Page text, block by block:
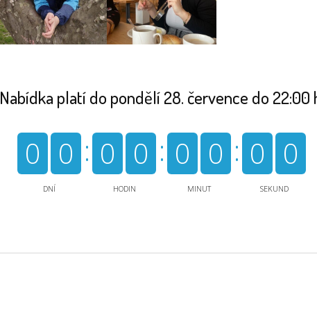
Nabídka platí do pondělí 28. července do 22:00
0 0
DNÍ
0 0
HODIN
0 0
MINUT
0 0
SEKUND